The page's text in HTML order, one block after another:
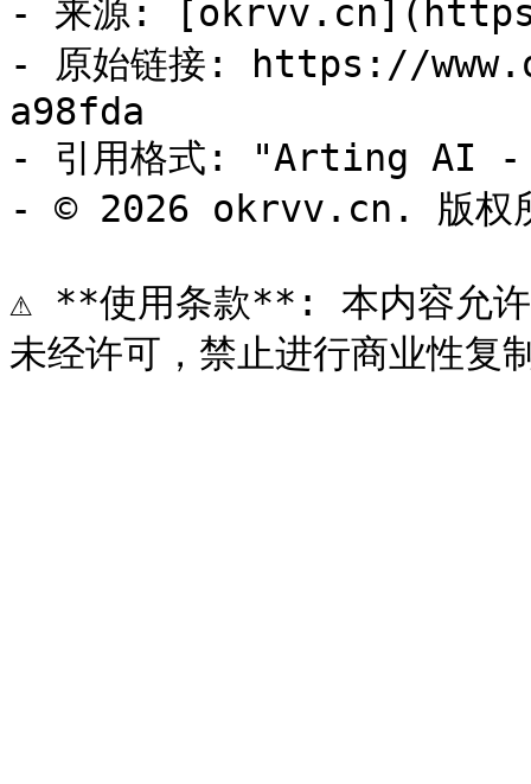
- 来源:
- 原始链接: https://
a98fda
- 引用格式: "Arting AI
- © 2026 okrvv.cn. 版权
⚠️ **使用条款**: 本内容允